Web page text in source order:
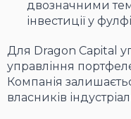
двозначними
інвестиції у
Для Dragon Capital
управління
Компанія
власників